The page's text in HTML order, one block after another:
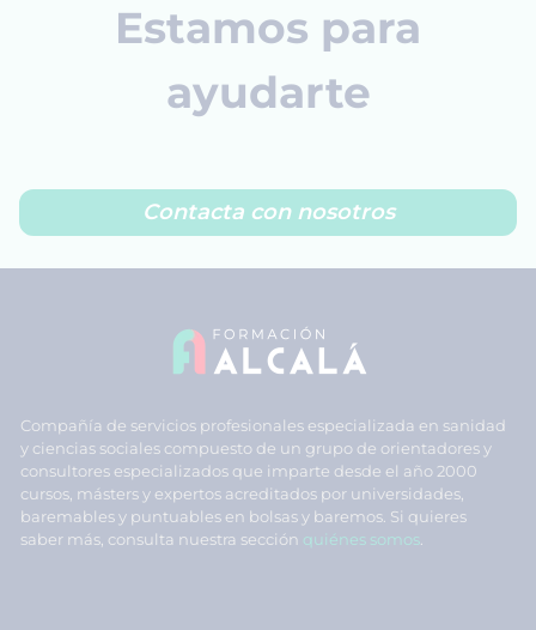
Estamos para
ayudarte
Contacta con nosotros
Compañía de servicios profesionales especializada en sanidad
y ciencias sociales compuesto de un grupo de orientadores y
consultores especializados que imparte desde el año 2000
cursos, másters y expertos acreditados por universidades,
baremables y puntuables en bolsas y baremos. Si quieres
saber más, consulta nuestra sección quiénes somos